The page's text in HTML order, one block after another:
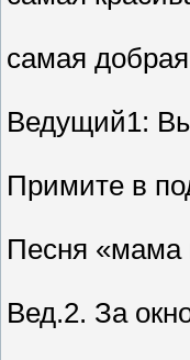
самая добрая
Ведущий1:
Примите в
Песня «мама
Вед.2. За